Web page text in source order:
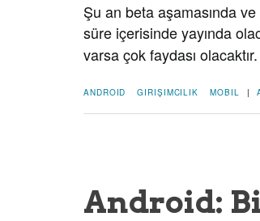
Şu an beta aşamasında
süre içerisinde yayında
varsa çok faydası olacaktır.
ANDROID GIRIŞIMCILIK MOBIL |
Android: